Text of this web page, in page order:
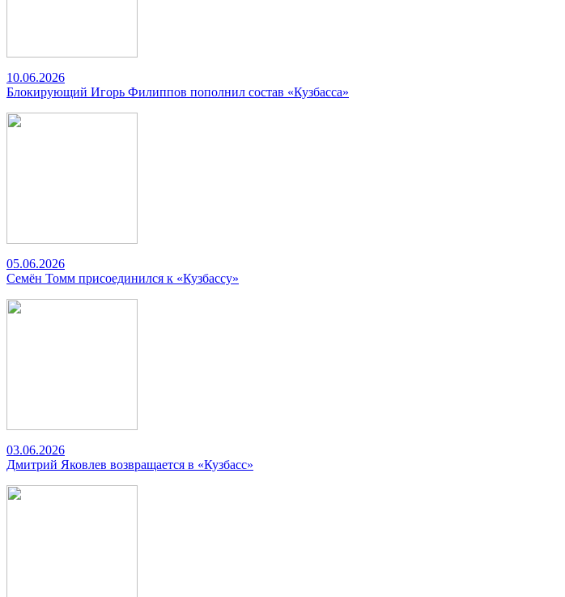
10.06.2026
Блокирующий Игорь Филиппов пополнил состав «Кузбасса»
05.06.2026
Семён Томм присоединился к «Кузбассу»
03.06.2026
Дмитрий Яковлев возвращается в «Кузбасс»